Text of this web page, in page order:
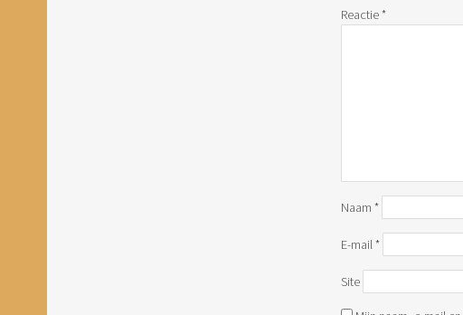
Reactie*
Naam *
E-mail *
Site